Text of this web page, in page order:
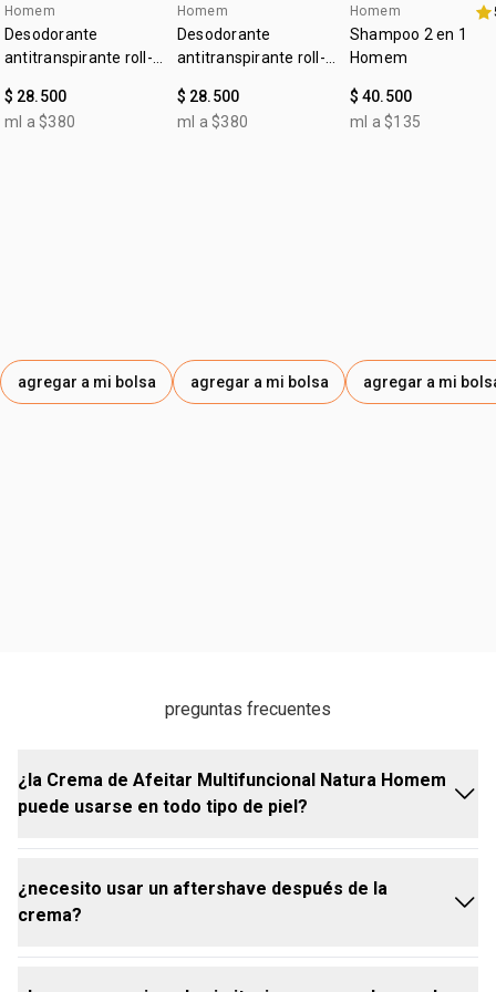
• cruelty free
• tipo de piel: todo tipo de piel
COUMARIN, LIMONENE, PEG-90M, CITRONELLOL, BENZYL
SALICYLATE, IODOPROPYNYL BUTYLCARBAMATE, PEG-
4u al 40%
Homem
Desodorante
antitranspirante roll-
$ 28.500
ml a $380
agregar a mi bolsa
4u al 40%
Homem
Desodorante
antitranspirante roll-
perfume
$ 28.500
ml a $380
agregar a mi bolsa
Homem
Shampoo 2 en 1
Homem
$ 40.500
ml a $135
agregar a mi
preguntas frecuentes
¿la Crema de Afeitar Multifuncional Natura Homem
puede usarse en todo tipo de piel?
sí, la crema es adecuada para todo tipo de piel,
proporcionando hidratación y protección durante y
¿necesito usar un aftershave después de la
crema?